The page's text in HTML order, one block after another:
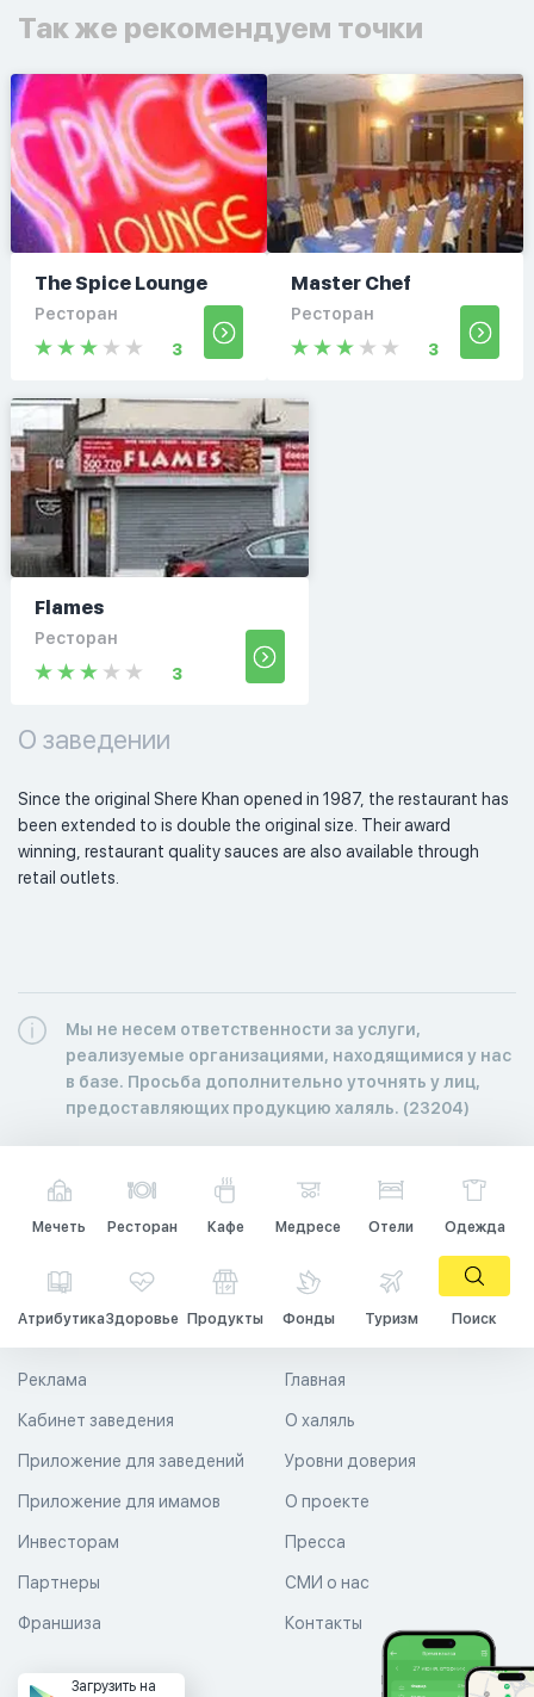
Так же рекомендуем точки
The Spice Lounge
Ресторан
3
Master Chef
Ресторан
3
Flames
Ресторан
3
О заведении
Since the original Shere Khan opened in 1987, the restaurant has
been extended to is double the original size. Their award
winning, restaurant quality sauces are also available through
retail outlets.
Мы не несем ответственности за услуги,
реализуемые организациями, находящимися у нас
в базе. Просьба дополнительно уточнять у лиц,
предоставляющих продукцию халяль. (23204)
Мечеть Ресторан Кафе Медресе Отели Одежда
АтрибутикаЗдоровье Продукты Фонды Туризм Поиск
Главная
О халяль
Уровни доверия
Реклама
Кабинет заведения
Приложение для заведений
Приложение для имамов О проекте
Пресса
СМИ о нас
Контакты
Инвесторам
Партнеры
Франшиза
Загрузить на